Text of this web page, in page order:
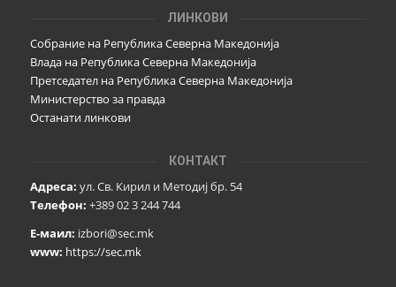
ЛИНКОВИ
Собрание на Република Северна Македонија
Влада на Република Северна Македонија
Претседател на Република Северна Македонија
Министерство за правда
Останати линкови
КОНТАКТ
Адреса: ул. Св. Кирил и Методиј бр. 54
Телефон: +389 02 3 244 744
Е-маил: izbori@sec.mk
www: https://sec.mk